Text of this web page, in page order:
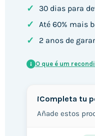
✓ 30 dias para
✓ Até 60% mais
✓ 2 anos de
i O que é um
¡Completa tu
Añade estos